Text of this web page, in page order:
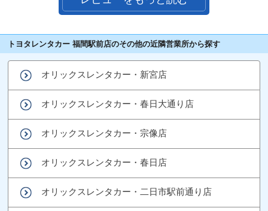
トヨタレンタカー 福間駅前店のその他の近隣営業所から探す
オリックスレンタカー・新宮店
オリックスレンタカー・春日大通り店
オリックスレンタカー・宗像店
オリックスレンタカー・春日店
オリックスレンタカー・二日市駅前通り店